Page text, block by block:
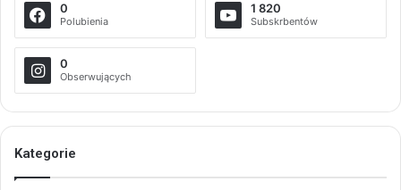
0
Polubienia
1 820
Subskrbentów
0
Obserwujących
Kategorie